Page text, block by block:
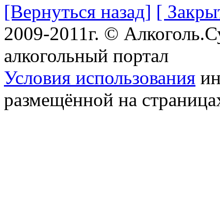
[Вернуться назад] [
2009-2011г. ©
алкогольный портал
Условия использования
размещённой на